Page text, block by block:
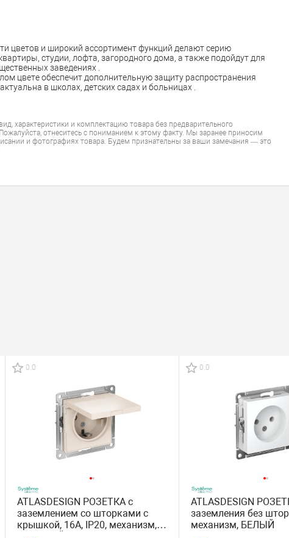
цветов и широкий ассортимент функций делают серию
студии, лофта, загородного дома, а также подойдут для
заведениях .
цвете обеспечит дополнительную защиту распространения
в школах, детских садах и больницах .
характеристики и комплектацию товара без предварительного
отнеситесь с пониманием к этому факту. Мы заранее приносим
и фотографиях товара. Будем признательны за ваши замечания — это
0.0
ATLASDESIGN РОЗЕТКА с
заземлением со шторками с
крышкой, 16А, IP20, механизм,
0.0
ATLASDESIGN
заземления без
механизм, БЕЛЫЙ